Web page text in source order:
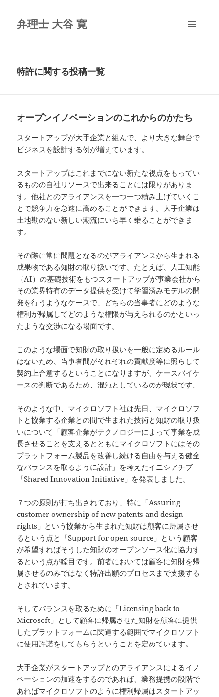
弁理士 大谷 寛
特許に関する投稿一覧
オープンイノベーションのこれからのかたち
スタートアップが大手企業と組んで、より大きな舞台で
ビジネスを設計する例が増えています。
スタートアップはこれまでにない新たな視点をもってい
るものの自社リソースで出来ることには限りがありま
す。他社とのアライアンスを一つ一つ積み上げていくこ
とで競争力を急速に高めることができます。大手企業は
土地勘のない新しい潮流にいち早く乗ることができま
す。
その際に常に問題となるのがアライアンスから生まれる
成果物である知財の取り扱いです。たとえば、人工知能
（AI）の基礎技術をもつスタートアップが事業会社から
その業界特有のデータ提供を受けて学習済みモデルの開
発を行うようなケースで、どちらの当事者にどのような
権利が帰属してどのような権限が与えられるのかといっ
たような交渉になる場面です。
このような場面で知財の取り扱いを一般に定めるルール
はないため、当事者間がそれぞれの貢献度等に照らして
契約上合意するということになりますが、ケースバイケ
ースの判断であるため、混沌としているのが現状です。
そのような中、マイクロソフト社は先日、マイクロソフ
トと協業する企業との間で生まれた技術と知財の取り扱
いについて「顧客企業がテクノロジーによって事業を成
長させることを支えるとともにマイクロソフトにはその
プラットフォーム製品を改善し続ける自由を与える健全
なバランスを取るように設計」を考えたイニシアチブ
「Shared Innovation Initiative 」を発表しました。
７つの原則が打ち出されており、特に「Assuring
customer ownership of new patents and design
rights」という協業から生まれた知財は顧客に帰属させ
るという点と「Support for open source」という顧客
が希望すればそうした知財のオープンソース化に協力す
るという点が瞠目です。前者においては顧客に知財を帰
属させるのみではなく特許出願のプロセスまで支援する
とされています。
そしてバランスを取るために「Licensing back to
Microsoft」として顧客に帰属させた知財を顧客に提供
したプラットフォームに関連する範囲でマイクロソフト
に使用許諾をしてもらうということを定めています。
大手企業がスタートアップとのアライアンスによるイノ
ベーションの加速をするのであれば、業務提携の段階で
あればマイクロソフトのように権利帰属はスタートアッ